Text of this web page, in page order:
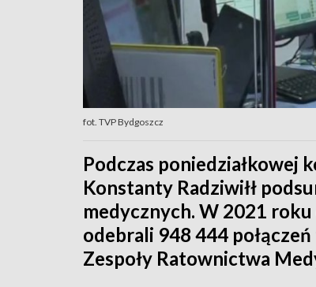
fot. TVP Bydgoszcz
Podczas poniedziałkowej
Konstanty Radziwiłł
medycznych. W 2021
odebrali 948 444
Zespoły Ratownictwa